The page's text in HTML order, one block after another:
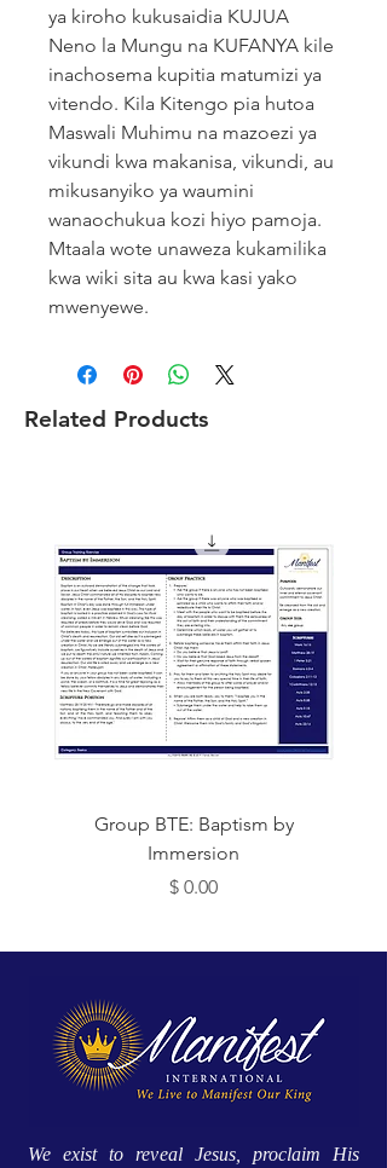
ya kiroho kukusaidia KUJUA
Neno la Mungu na KUFANYA kile
inachosema kupitia matumizi ya
vitendo. Kila Kitengo pia hutoa
Maswali Muhimu na mazoezi ya
vikundi kwa makanisa, vikundi, au
mikusanyiko ya waumini
wanaochukua kozi hiyo pamoja.
Mtaala wote unaweza kukamilika
kwa wiki sita au kwa kasi yako
mwenyewe.
Related Products
Group BTE: Baptism by
Immersion
Price
$ 0.00
We exist to reveal Jesus, proclaim His